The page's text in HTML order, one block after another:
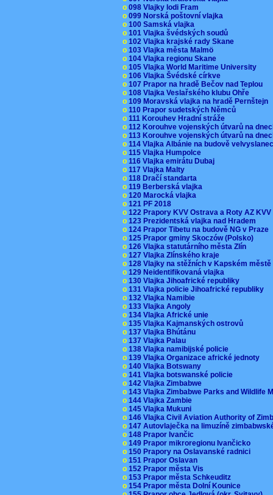
o 098 Vlajky lodi Fram
o 099 Norská poštovní vlajka
o 100 Samská vlajka
o 101 Vlajka švédských soudů
o 102 Vlajka krajské rady Skane
o 103 Vlajka města Malmö
o 104 Vlajka regionu Skane
o 105 Vlajka World Maritime University
o 106 Vlajka Švédské církve
o 107 Prapor na hradě Bečov nad Teplou
o 108 Vlajka Veslařského klubu Ohře
o 109 Moravská vlajka na hradě Pernštejn
o 110 Prapor sudetských Němců
o 111 Korouhev Hradní stráže
o 112 Korouhve vojenských útvarů na
o 113 Korouhve vojenských útvarů na
o 114 Vlajka Albánie na budově
o 115 Vlajka Humpolce
o 116 Vlajka emirátu Dubaj
o 117 Vlajka Malty
o 118 Dračí standarta
o 119 Berberská vlajka
o 120 Marocká vlajka
o 121 PF 2018
o 122 Prapory KVV Ostrava a Roty AZ
o 123 Prezidentská vlajka nad Hradem
o 124 Prapor Tibetu na budově NG v Praze
o 125 Prapor gminy Skoczów (Polsko)
o 126 Vlajka statutárního města Zlín
o 127 Vlajka Zlínského kraje
o 128 Vlajky na stěžních v Kapském
o 129 Neidentifikovaná vlajka
o 130 Vlajka Jihoafrické republiky
o 131 Vlajka policie Jihoafrické republiky
o 132 Vlajka Namibie
o 133 Vlajka Angoly
o 134 Vlajka Africké unie
o 135 Vlajka Kajmanských ostrovů
o 137 Vlajka Bhútánu
o 137 Vlajka Palau
o 138 Vlajka namibijské policie
o 139 Vlajka Organizace africké jednoty
o 140 Vlajka Botswany
o 141 Vlajka botswanské policie
o 142 Vlajka Zimbabwe
o 143 Vlajka Zimbabwe Parks and Wildlife
o 144 Vlajka Zambie
o 145 Vlajka Mukuni
o 146 Vlajka Civil Aviation Authority of
o 147 Autovlaječka na limuzíně
o 148 Prapor Ivančic
o 149 Prapor mikroregionu Ivančicko
o 150 Prapory na Oslavanské radnici
o 151 Prapor Oslavan
o 152 Prapor města Vis
o 153 Prapor města Schkeuditz
o 154 Prapor města Dolní Kounice